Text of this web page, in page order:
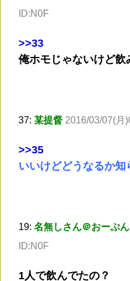
ID:N0F
>>33
俺ホモじゃないけど飲
37: 某提督 2016/03/07(月
>>35
いいけどどうなるか知
19: 名無しさん＠おーぷん
ID:N0F
1人で飲んでたの？